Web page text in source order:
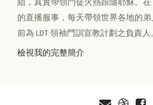
的直播服事，每天帶領世界各地的
前為 LDT 領袖門訓宣教計劃之負責人
檢視我的完整簡介